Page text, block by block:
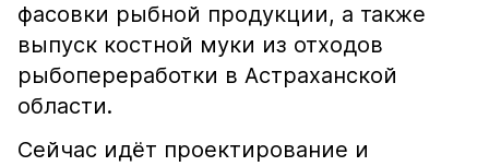
фасовки рыбной продукции, а также
выпуск костной муки из отходов
рыбопереработки в Астраханской
области.
Сейчас идёт проектирование и